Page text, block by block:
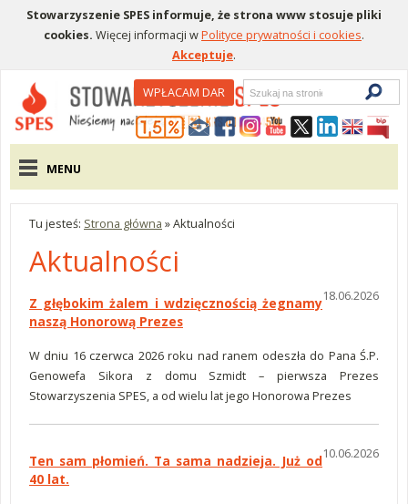
Stowarzyszenie SPES informuje, że strona www stosuje pliki
cookies. Więcej informacji wPolityce prywatności i cookies.
Akceptuje.
Menu pomocniczeWPŁACAM DAR
Wyszukiwarka
Menu główne
MENU
Tu jesteś: Strona główna »Aktualności
Aktualności
18.06.2026
Z głębokim żalem i wdzięcznością żegnamy
naszą Honorową Prezes
W dniu 16 czerwca 2026 roku nad ranem odeszła do Pana Ś.P.
Genowefa Sikora z domu Szmidt – pierwsza Prezes
Stowarzyszenia SPES, a od wielu lat jego Honorowa Prezes
10.06.2026
Ten sam płomień. Ta sama nadzieja. Już od
40 lat.